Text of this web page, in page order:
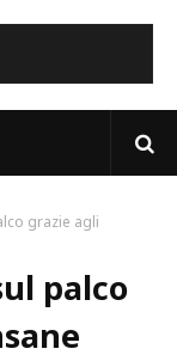
grazie agli
palco